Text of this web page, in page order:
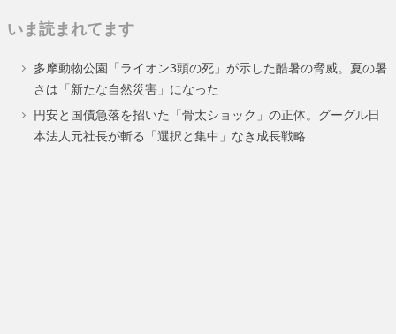
いま読まれてます
多摩動物公園「ライオン3頭の死」が示した酷暑の脅威。夏の暑
さは「新たな自然災害」になった
円安と国債急落を招いた「骨太ショック」の正体。グーグル日
本法人元社長が斬る「選択と集中」なき成長戦略